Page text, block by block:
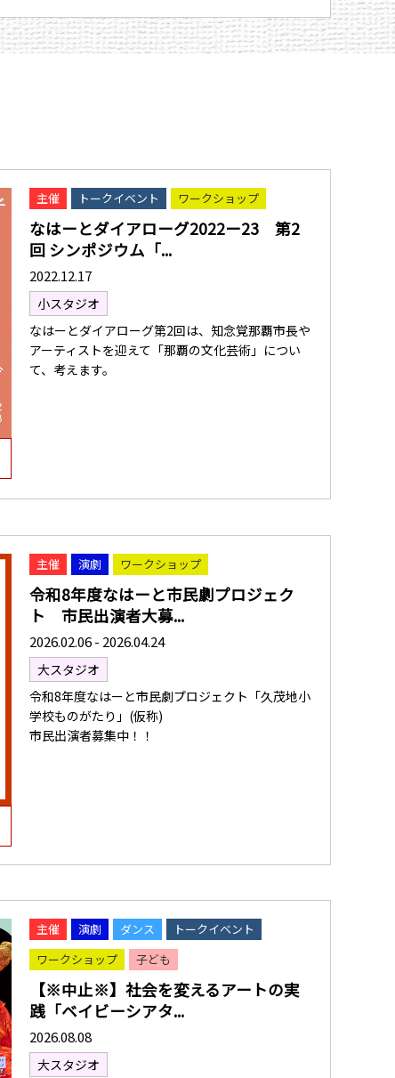
主催 トークイベント ワークショップ
なはーとダイアローグ2022ー23 第2
回 シンポジウム「...
2022.12.17
小スタジオ
なはーとダイアローグ第2回は、知念覚那覇市長や
アーティストを迎えて「那覇の文化芸術」につい
て、考えます。
主催 演劇 ワークショップ
令和8年度なはーと市民劇プロジェク
ト 市民出演者大募...
2026.02.06 - 2026.04.24
大スタジオ
令和8年度なはーと市民劇プロジェクト「久茂地小
学校ものがたり」(仮称)
市民出演者募集中！！
主催 演劇 ダンス
トークイベント
ワークショップ
子ども
【※中止※】社会を変えるアートの実
践「ベイビーシアタ...
2026.08.08
大スタジオ